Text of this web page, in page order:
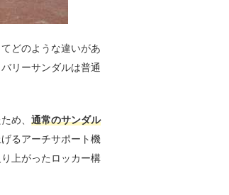
どのような違いがあ
リーサンダルは普通
め、 通常のサンダル
るアーチサポート機
上がったロッカー構